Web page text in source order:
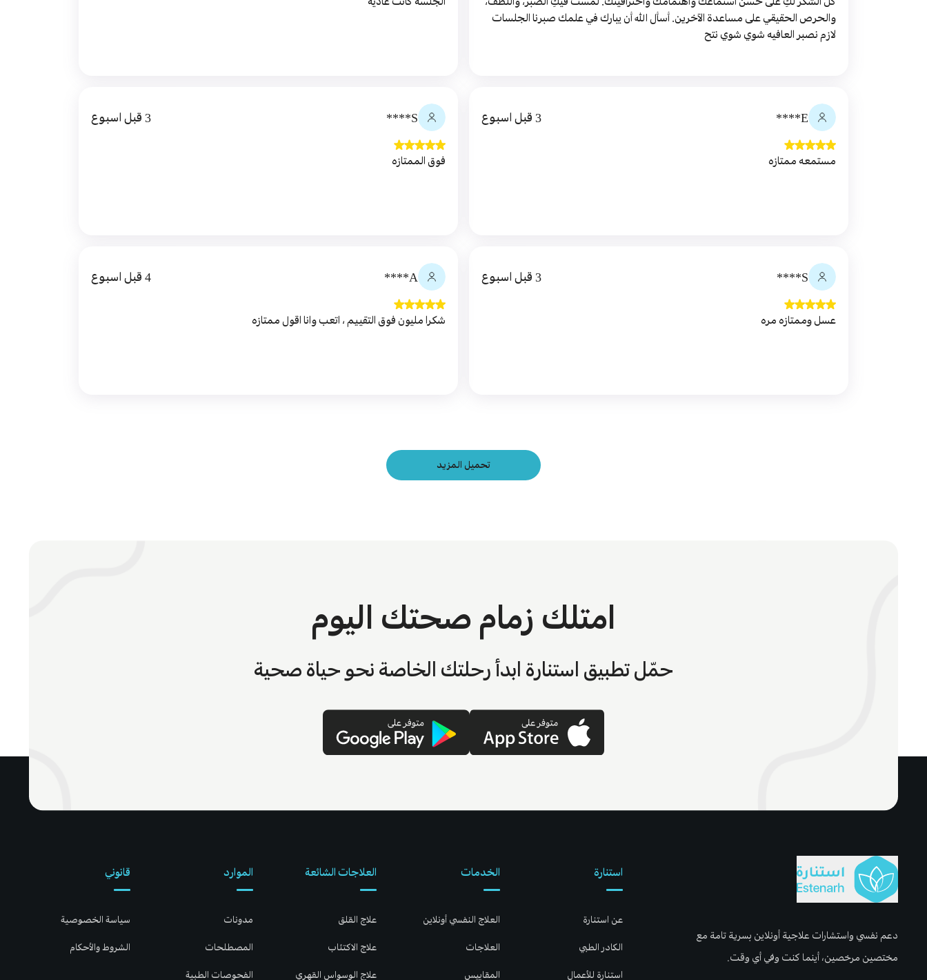
والحرص الحقيقي على مساعدة الآخرين. أسأل الله أن يبارك في علمك صبرنا الجلسات
لازم نصبر العافيه شوي شوي نتح
E**** 3 قبل اسبوع
مستمعه ممتازه
S**** 3 قبل اسبوع
فوق الممتازه
S**** 3 قبل اسبوع
عسل وممتازه مره
A**** 4 قبل اسبوع
شكرا مليون فوق التقييم ، اتعب وانا اقول ممتازه
تحميل المزيد
امتلك زمام صحتك اليوم
حمّل تطبيق استنارة ابدأ رحلتك الخاصة نحو حياة صحية
دعم نفسي واستشارات علاجية أونلاين بسرية تامة مع
مختصين مرخصين، أينما كنت وفي أي وقت.
استنارة
عن استنارة
الكادر الطبي
استنارة للأعمال
الخدمات
العلاج النفسي أونلاين
العلاجات
المقاييس
العلاجات الشائعة
علاج القلق
علاج الاكتئاب
علاج الوسواس القهري
الموارد
مدونات
المصطلحات
الفحوصات الطبية
قانوني
سياسة الخصوصية
الشروط والأحكام